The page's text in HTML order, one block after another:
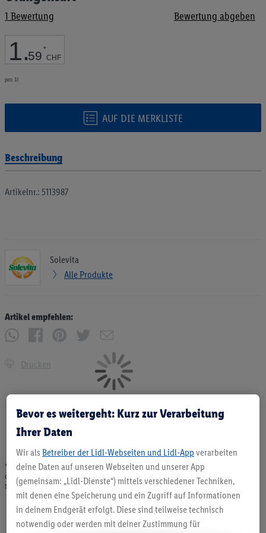
1 Bewertung Bewertung abgeben
1.59 *
CHF
pro 1l
AUF DIE MERKLISTE
Bildgalerie
springen
Beschreibung
Artikelnr.: 5113987
Solevita
Alle Produkte
Artikel empfehlen:
Drucken
* Angebote solange Vorrat. Abgabe nur in haushaltsüblichen Mengen. Verkauf
ohne Dekoration. Die hier beworbenen Produkte, vor allem NonFood-Produkte,
sind nicht alle dauerhaft im Sortiment. Abbildungen ähnlich.
Bevor es weitergeht: Kurz zur Verarbeitung
Ihrer Daten
Wir als Betreiber der Lidl-Webseiten und Lidl-App verarbeiten
deine Daten auf unseren Webseiten und unserer App
(gemeinsam: „Lidl-Dienste“) mittels verschiedener Techniken,
mit denen eine Speicherung und ein Zugriff auf Informationen
in deinem Endgerät erfolgt. Diese sind teilweise technisch
notwendig oder werden mit deiner Zustimmung für